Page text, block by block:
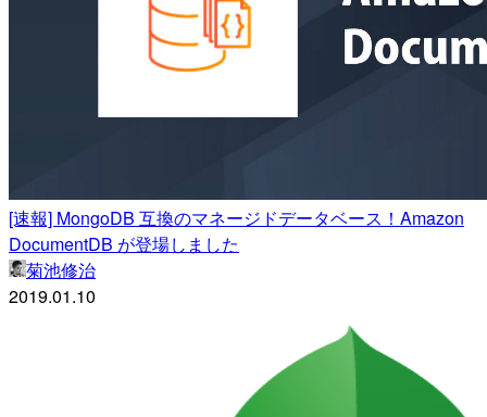
[速報] MongoDB 互換のマネージドデータベース！Amazon
DocumentDB が登場しました
菊池修治
2019.01.10